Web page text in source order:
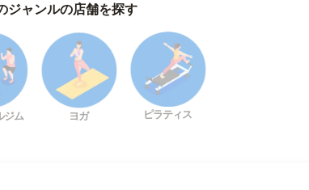
ジャンルの店舗を探す
ジム ヨガ ピラティス